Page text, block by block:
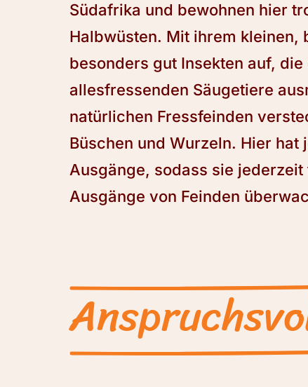
Südafrika und bewohnen hier
Halbwüsten. Mit ihrem kleinen,
besonders gut Insekten auf,
allesfressenden Säugetiere
natürlichen Fressfeinden
Büschen und Wurzeln. Hier
Ausgänge, sodass sie
Ausgänge von Feinden